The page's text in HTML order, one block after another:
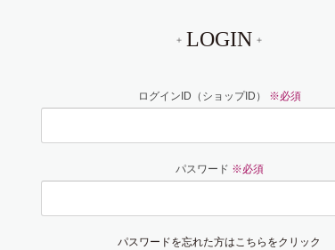
LOGIN
ログインID（ショップID） ※必須
パスワード ※必須
パスワードを忘れた方はこちらをクリック